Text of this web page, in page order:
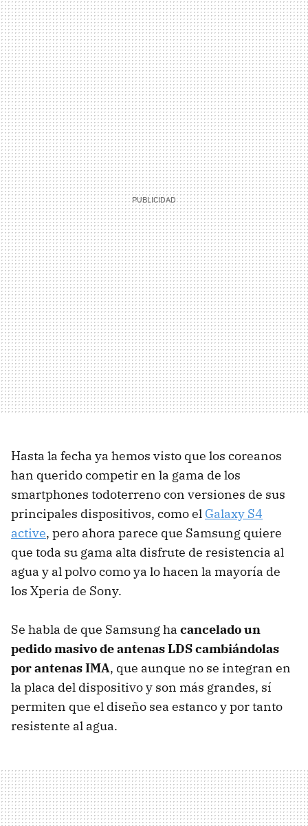
Hasta la fecha ya hemos visto que los coreanos
han querido competir en la gama de los
smartphones todoterreno con versiones de sus
principales dispositivos, como el Galaxy S4
active, pero ahora parece que Samsung quiere
que toda su gama alta disfrute de resistencia al
agua y al polvo como ya lo hacen la mayoría de
los Xperia de Sony.
Se habla de que Samsung ha cancelado un
pedido masivo de antenas LDS cambiándolas
por antenas IMA, que aunque no se integran en
la placa del dispositivo y son más grandes, sí
permiten que el diseño sea estanco y por tanto
resistente al agua.